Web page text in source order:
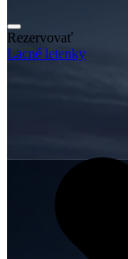
Rezervovať
Lacné letenky